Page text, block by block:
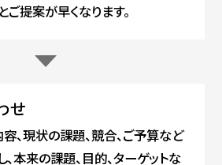
ご提案が早くなります。
せ
、現状の課題、競合、ご予算など
、本来の課題、目的、ターゲットな